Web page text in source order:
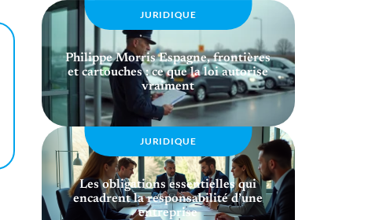
JURIDIQUE
Philippe Morris Espagne, frontières
et cartouches : ce que la loi autorise
vraiment
JURIDIQUE
Les obligations essentielles qui
encadrent la responsabilité d’une
entreprise